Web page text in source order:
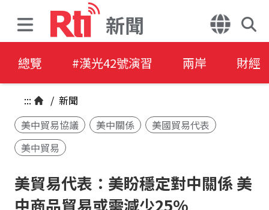
新聞
總覽 #漢光42號演習 兩岸 財經
::: / 新聞
美中貿易協議
美中關係
美國貿易代表
美中貿易
美貿易代表：美盼穩定對中關係 美
中商品貿易或需減少25%